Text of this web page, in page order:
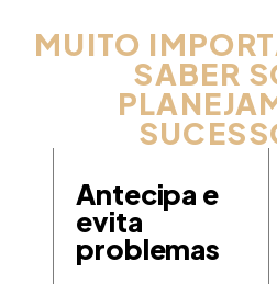
MUITO
SABER
Antecipa e
evita
problemas